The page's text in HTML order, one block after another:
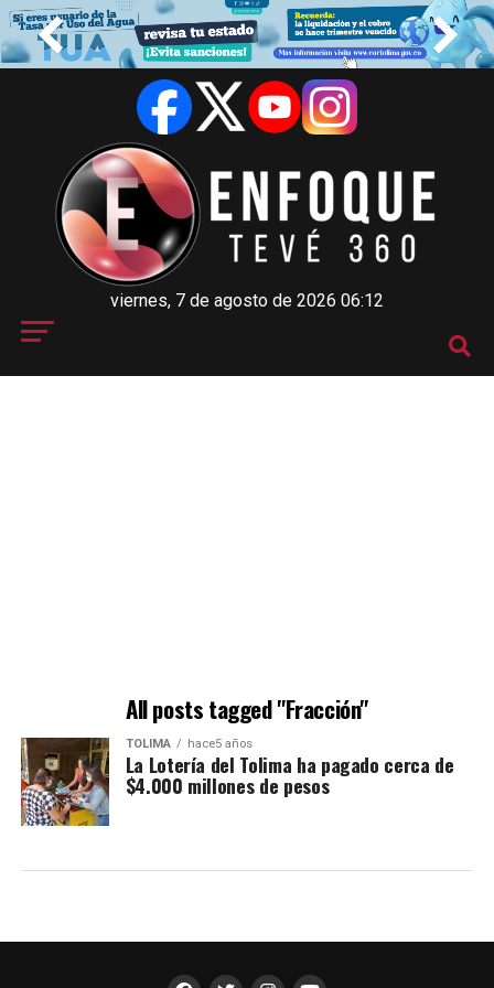
viernes, 7 de agosto de 2026 06:12
All posts tagged "Fracción"
TOLIMA hace5 años
La Lotería del Tolima ha pagado cerca de
$4.000 millones de pesos